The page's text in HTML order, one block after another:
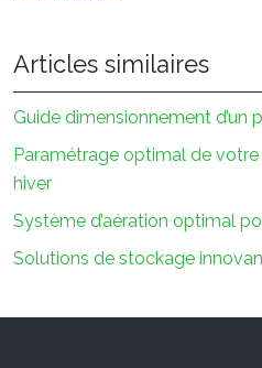
Articles similaires
Guide dimensionnement d’un
Paramétrage optimal de
hiver
Système d’aération optimal
Solutions de stockage